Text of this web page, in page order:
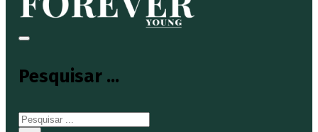
Pesquisar ...
Pesquisar